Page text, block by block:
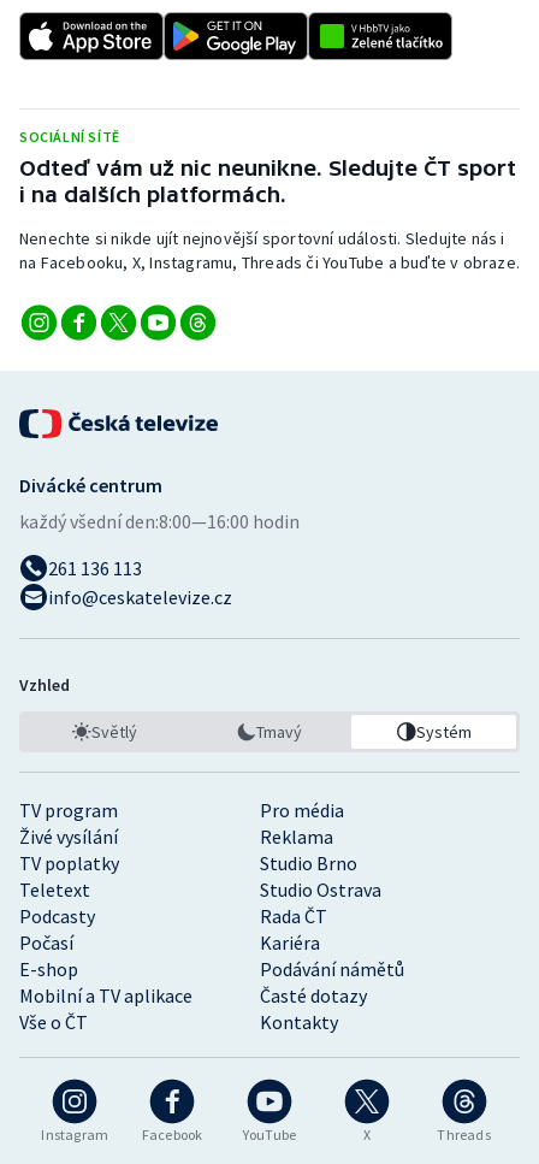
Sportovní střelba
Stolní tenis
Triatlon
Vodní slalom
Volejbal
SOCIÁLNÍ SÍTĚ
Odteď vám už nic neunikne. Sledujte ČT sport
i na dalších platformách.
Nenechte si nikde ujít nejnovější sportovní události. Sledujte nás i
na Facebooku, X, Instagramu, Threads či YouTube a buďte v obraze.
Instagram Facebook YouTube X Threads
TV program
Pro média
Živé vysílání
Reklama
TV poplatky
Studio Brno
Teletext
Studio Ostrava
Podcasty
Rada ČT
Počasí
Kariéra
E-shop
Podávání námětů
Mobilní a TV aplikace
Časté dotazy
Vše o ČT
Kontakty
Divácké centrum
každý všední den:8:00—16:00 hodin
261 136 113
info@ceskatelevize.cz
Vzhled
Světlý Tmavý Systém